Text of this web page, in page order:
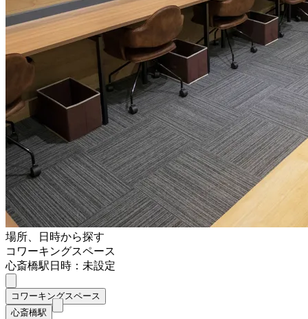
場所、日時から探す
コワーキングスペース
心斎橋駅日時：未設定
コワーキングスペース
心斎橋駅